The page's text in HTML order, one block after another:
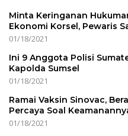
Minta Keringanan
Ekonomi Korsel, Pewaris
01/18/2021
Ini 9 Anggota Polisi
Kapolda Sumsel
01/18/2021
Ramai Vaksin Sinovac,
Percaya Soal
01/18/2021